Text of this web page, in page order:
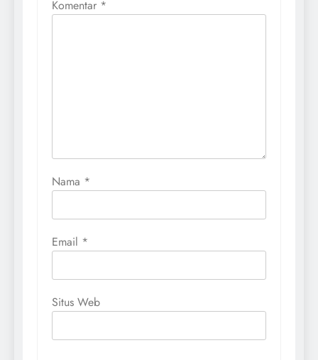
Komentar *
Nama *
Email *
Situs Web